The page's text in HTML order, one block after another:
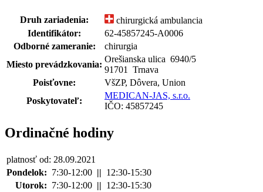
Druh zariadenia:
chirurgická ambulancia
Identifikátor:
62-45857245-A0006
Odborné zameranie:
chirurgia
Miesto prevádzkovania:
Orešianska ulica 6940/5
91701 Trnava
Poisťovne:
VšZP, Dôvera, Union
Poskytovateľ:
MEDICAN-JAS, s.r.o.
IČO: 45857245
Ordinačné hodiny
platnosť od: 28.09.2021
Pondelok: 7:30-12:00 || 12:30-15:30
Utorok: 7:30-12:00 || 12:30-15:30